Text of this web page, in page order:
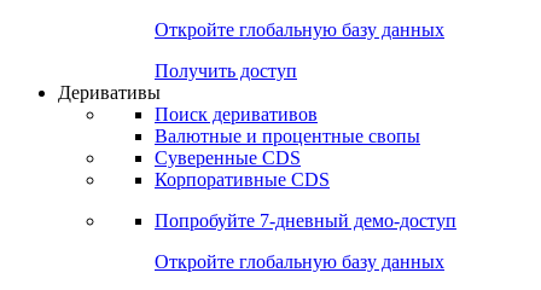
Откройте глобальную базу данных
Получить доступ
Деривативы
Поиск деривативов
Валютные и процентные свопы
Суверенные CDS
Корпоративные CDS
Попробуйте 7-дневный демо-доступ
Откройте глобальную базу данных